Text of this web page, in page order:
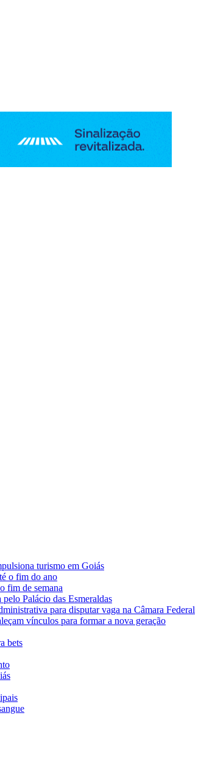
turismo em Goiás
o fim do ano
fim de semana
Palácio das Esmeraldas
para disputar vaga na Câmara Federal
vínculos para formar a nova geração
bets